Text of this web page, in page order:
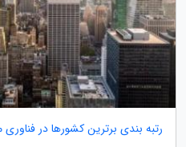
رتبه بندی برترین کشورها در